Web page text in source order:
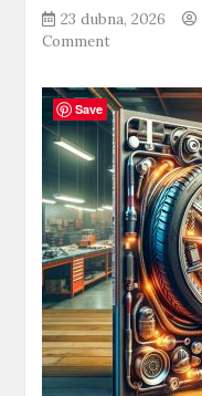
23 dubna, 2026
Commenton
šrouby
na
plechové
disky
Kodiaq:
Správné
Šrouby
pro
Kodiaq
–
Bezpečnost
Především!
Save